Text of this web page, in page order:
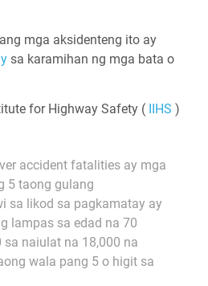
mga aksidenteng ito ay
sa karamihan ng mga bata o
for Highway Safety ( IIHS )
accident fatalities ay mga
5 taong gulang
sa likod sa pagkamatay ay
lampas sa edad na 70
naiulat na 18,000 na
wala pang 5 o higit sa